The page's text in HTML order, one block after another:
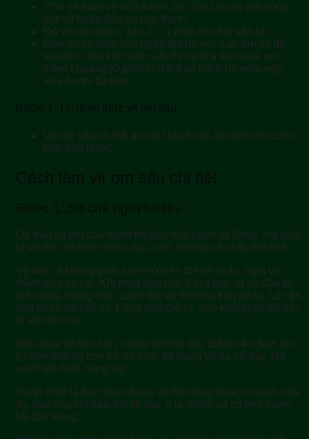
Cho sả băm và nửa hành, tỏi còn lại vào phi cùng
mỡ vịt hoặc dầu ăn cho thơm.
Đổ vịt vào chảo, đảo 2 – 3 phút cho thịt săn lại.
Cho nước dừa vào ngập thịt rồi om. Lúc om vịt để
lửa lớn, đến khi nước sôi thì hạ lửa liu riu và om
thêm khoảng30 phút cho thịt vịt mềm rồi nêm nếp
vừa ăn thì tắt bếp.
Bước 4: Thưởng thức vịt om sấu
Vịt om sấu có thể ăn như lẩu hoặc ăn kèm với cơm,
bún đều được.
Cách làm vịt om sấu chi tiết
Bước 1: Sơ chế nguyên liệu
Để nấu vịt om sấu ngon thì bạn nên chọn vịt đồng, mà phải
là vịt đực thì mới nhiều nạc, nhỏ xương và chắc thịt nhé.
Vịt đực vì không phải sinh nở nên thịt sẽ chắc, ngọt và
mềm hơn vịt cái. Khi mua bạn chú ý lựa con vịt có đầu to,
mỏ cứng, mông nhỏ, cánh dài và thường kêu rất to. Lúc ấn
vào phao câu sẽ có 1 ống nhỏ thò ra, nếu không có thì đấy
là vịt cái nha.
Nếu mua vịt làm sẵn, ngoài những đặc điểm trên, bạn chú
ý chọn những con có ức tròn, da bụng và da cổ dày, khi
xách lên thấy nặng tay.
Tuyệt nhất là bạn mua được vịt thả đồng hoặc vịt nuôi nhà
ấy, loại này khi nấu thịt sẽ ráo, ít ra nước và có mùi thơm
rất đặc trưng.